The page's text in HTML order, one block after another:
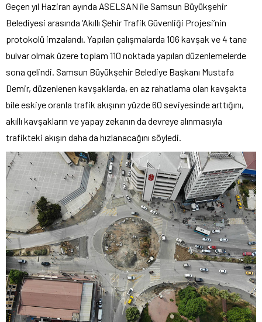
Geçen yıl Haziran ayında ASELSAN ile Samsun Büyükşehir
Belediyesi arasında ‘Akıllı Şehir Trafik Güvenliği Projesi’nin
protokolü imzalandı. Yapılan çalışmalarda 106 kavşak ve 4 tane
bulvar olmak üzere toplam 110 noktada yapılan düzenlemelerde
sona gelindi. Samsun Büyükşehir Belediye Başkanı Mustafa
Demir, düzenlenen kavşaklarda, en az rahatlama olan kavşakta
bile eskiye oranla trafik akışının yüzde 60 seviyesinde arttığını,
akıllı kavşakların ve yapay zekanın da devreye alınmasıyla
trafikteki akışın daha da hızlanacağını söyledi.